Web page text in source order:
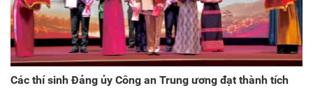
Các thí sinh Đảng ủy Công an Trung ương đạt thành tích